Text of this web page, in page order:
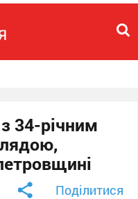
34-річним
Поділитися